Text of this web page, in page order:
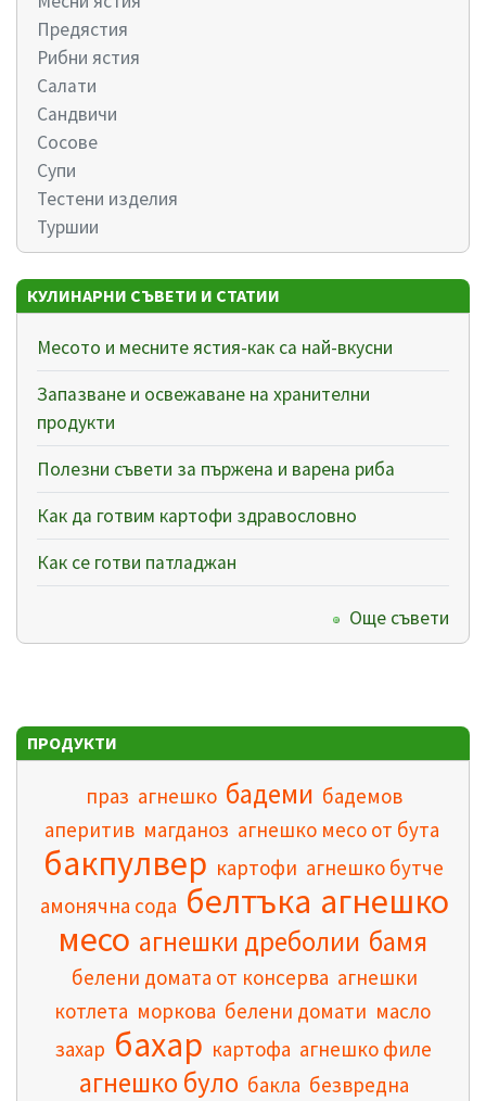
Предястия
Рибни ястия
Салати
Сандвичи
Сосове
Супи
Тестени изделия
Туршии
КУЛИНАРНИ СЪВЕТИ И СТАТИИ
Месото и месните ястия-как са най-вкусни
Запазване и освежаване на хранителни
продукти
Полезни съвети за пържена и варена риба
Как да готвим картофи здравословно
Как се готви патладжан
Още съвети
ПРОДУКТИ
праз агнешко бадеми бадемов
аперитив магданоз агнешко месо от бута
бакпулвер картофи агнешко бутче
амонячна сода белтъка агнешко
месо агнешки дреболии бамя
белени домата от консерва агнешки
котлета моркова белени домати масло
захар бахар картофа агнешко филе
агнешко було бакла безвредна